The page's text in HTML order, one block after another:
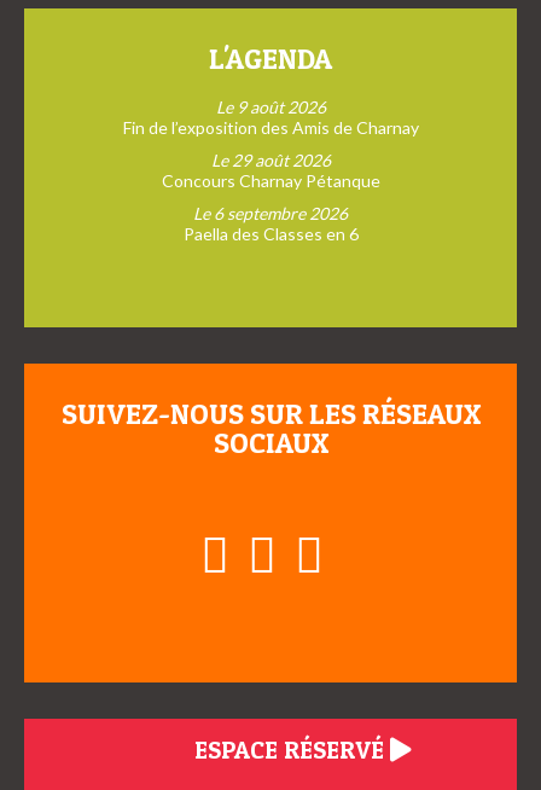
L'AGENDA
Le 9 août 2026
Fin de l’exposition des Amis de Charnay
Le 29 août 2026
Concours Charnay Pétanque
Le 6 septembre 2026
Paella des Classes en 6
SUIVEZ-NOUS SUR LES RÉSEAUX
SOCIAUX
ESPACE RÉSERVÉ